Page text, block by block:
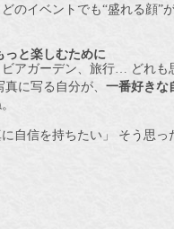
のイベントでも“盛れる顔”
っと楽しむために
アガーデン、旅行… どれも
に写る自分が、 一番好きな
に自信を持ちたい」 そう思っ